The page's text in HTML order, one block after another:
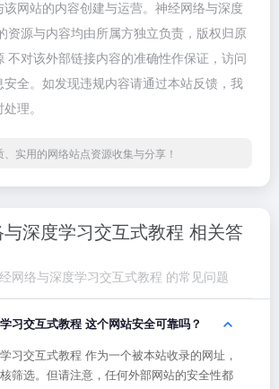
网站的内容创建与运营。神经网络与深度
资源与内容均由所属方独立负责，版权归原
不对该外部链接内容的准确性作保证，访问
全。如发现违规内容请通过本站反馈，我
理。
实用的网络站点资源收集与分享！
深度学习交互式教程 相关答
网络与深度学习交互式教程 的常见问题
习交互式教程 这个网站安全可靠吗？
习交互式教程 作为一个被本站收录的网址，
筛选。但请注意，任何外部网站的安全性都